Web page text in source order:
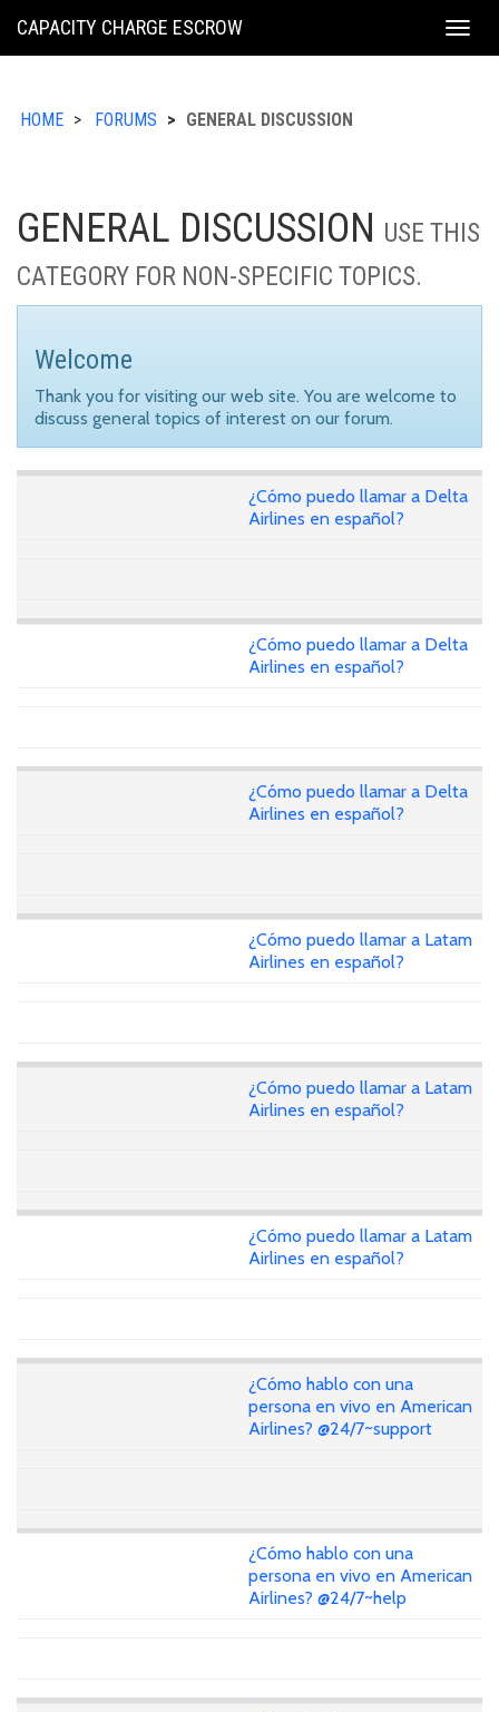
KING
CAPACITY CHARGE ESCROW
HOME FORUMS GENERAL DISCUSSION
GENERAL DISCUSSION USE THIS
CATEGORY FOR NON-SPECIFIC TOPICS.
Welcome
Thank you for visiting our web site. You are welcome to
discuss general topics of interest on our forum.
¿Cómo puedo llamar a Delta
Airlines en español?
¿Cómo puedo llamar a Delta
Airlines en español?
¿Cómo puedo llamar a Delta
Airlines en español?
¿Cómo puedo llamar a Latam
Airlines en español?
¿Cómo puedo llamar a Latam
Airlines en español?
¿Cómo puedo llamar a Latam
Airlines en español?
¿Cómo hablo con una
persona en vivo en American
Airlines? @24/7~support
¿Cómo hablo con una
persona en vivo en American
Airlines? @24/7~help